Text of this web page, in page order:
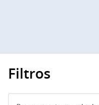
Filtros